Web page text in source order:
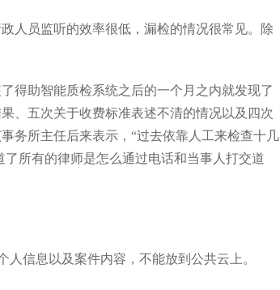
人员监听的效率很低，漏检的情况很常见。除
得助智能质检系统之后的一个月之内就发现了
、五次关于收费标准表述不清的情况以及四次
务所主任后来表示，“过去依靠人工来检查十几
所有的律师是怎么通过电话和当事人打交道
信息以及案件内容，不能放到公共云上。